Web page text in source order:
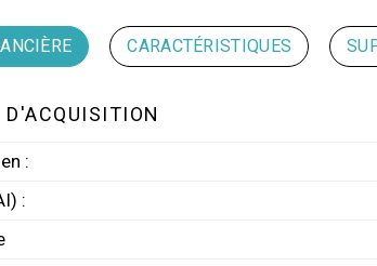
CARACTÉRISTIQUES
D'ACQUISITION
:
: